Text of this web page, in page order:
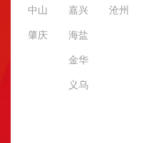
中山
肇庆
嘉兴
海盐
金华
义乌
沧州